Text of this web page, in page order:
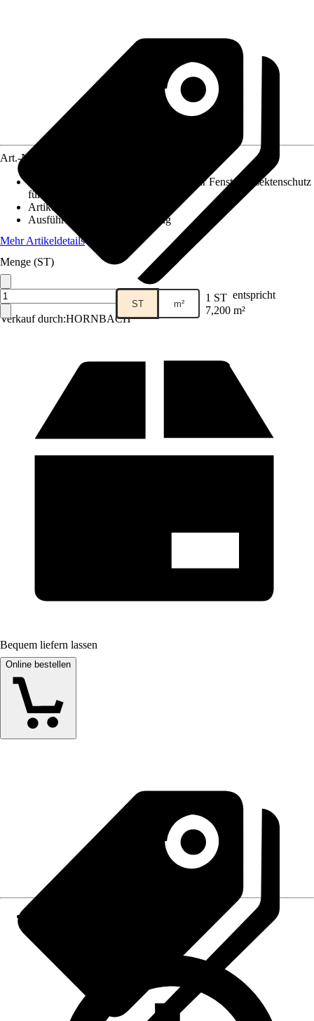
Verkauf durch:HORNBACH
Art.-Nr.
Insektenschutz für Fenster, Insektenschutz
für Türen
Artikeltyp
Ausführung
Klemmbefestigung
Mehr Artikeldetails
Menge (ST)
ST m² 1 ST entspricht
7,200 m²
Bequem liefern lassen
Online bestellen